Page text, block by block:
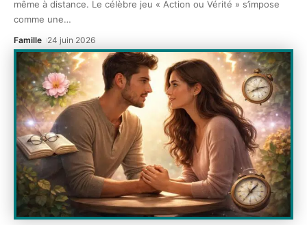
même à distance. Le célèbre jeu « Action ou Vérité » s’impose
comme une…
Famille 24 juin 2026